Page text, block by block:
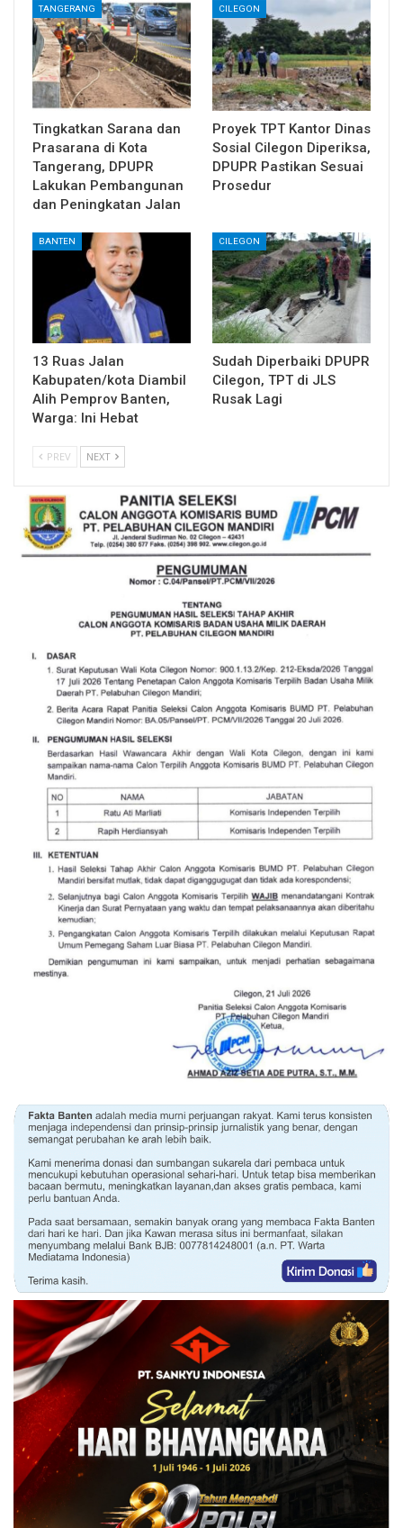
TANGERANG
Tingkatkan Sarana dan
Prasarana di Kota
Tangerang, DPUPR
Lakukan Pembangunan
dan Peningkatan Jalan
CILEGON
Proyek TPT Kantor Dinas
Sosial Cilegon Diperiksa,
DPUPR Pastikan Sesuai
Prosedur
BANTEN
13 Ruas Jalan
Kabupaten/kota Diambil
Alih Pemprov Banten,
Warga: Ini Hebat
CILEGON
Sudah Diperbaiki DPUPR
Cilegon, TPT di JLS
Rusak Lagi
PREV NEXT